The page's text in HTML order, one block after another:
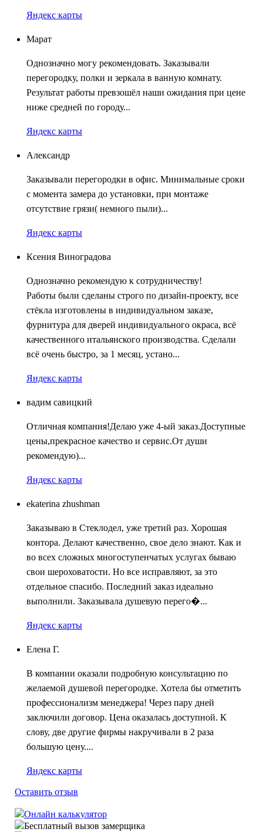
Яндекс карты
Марат
Однозначно могу рекомендовать. Заказывали
перегородку, полки и зеркала в ванную комнату.
Результат работы превзошёл наши ожидания при цене
ниже средней по городу...
Яндекс карты
Александр
Заказывали перегородки в офис. Минимальные сроки
с момента замера до установки, при монтаже
отсутствие грязи( немного пыли)...
Яндекс карты
Ксения Виноградова
Однозначно рекомендую к сотрудничеству!
Работы были сделаны строго по дизайн-проекту, все
стёкла изготовлены в индивидуальном заказе,
фурнитура для дверей индивидуального окраса, всё
качественного итальянского производства. Сделали
всё очень быстро, за 1 месяц, устано...
Яндекс карты
вадим савицкий
Отличная компания!Делаю уже 4-ый заказ.Доступные
цены,прекрасное качество и сервис.От души
рекомендую)...
Яндекс карты
ekaterina zhushman
Заказываю в Стеклодел, уже третий раз. Хорошая
контора. Делают качественно, свое дело знают. Как и
во всех сложных многоступенчатых услугах бываю
свои шероховатости. Но все исправляют, за это
отдельное спасибо. Последний заказ идеально
выполнили. Заказывала душевую перего�...
Яндекс карты
Елена Г.
В компании оказали подробную консультацию по
желаемой душевой перегородке. Хотела бы отметить
профессионализм менеджера! Через пару дней
заключили договор. Цена оказалась доступной. К
слову, две другие фирмы накручивали в 2 раза
большую цену....
Яндекс карты
Оставить отзыв
Онлайн калькулятор
Бесплатный вызов замерщика